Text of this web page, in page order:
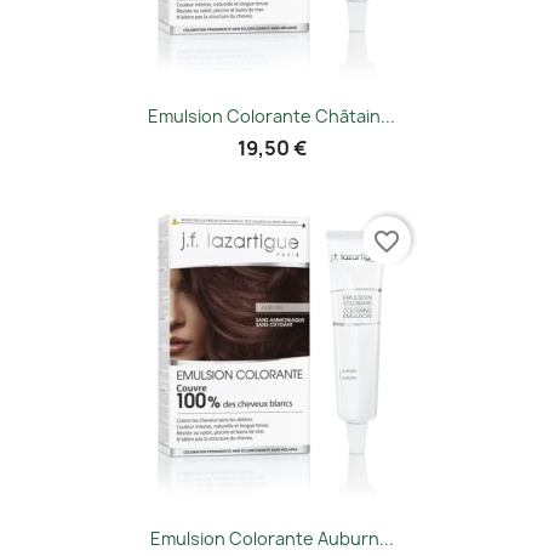
Emulsion Colorante Châtain...
19,50 €
Emulsion Colorante Auburn...
favorite_border